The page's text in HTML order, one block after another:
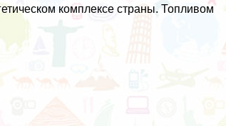
комплексе страны. Топливом